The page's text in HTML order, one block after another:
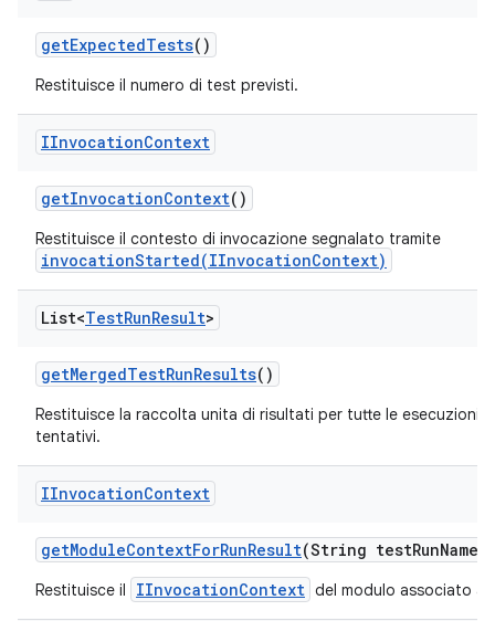
getExpectedTests()
Restituisce il numero di test previsti.
IInvocationContext
getInvocationContext()
Restituisce il contesto di invocazione segnalato tramite
invocationStarted(IInvocationContext)
List<TestRunResult>
getMergedTestRunResults()
Restituisce la raccolta unita di risultati per tutte le esecuzioni
tentativi.
IInvocationContext
getModuleContextForRunResult(String testRunName)
Restituisce il IInvocationContext del modulo associato ai